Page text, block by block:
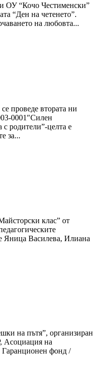
ОУ “Кочо Честименски”
“Ден на четенето”.
на любовта...
проведе втората ни
0001″Силен
с родители”-целта е
за...
клас” от
Яница Василева, Илиана
на пътя”, организиран
Асоциация на
Гаранционен фонд /